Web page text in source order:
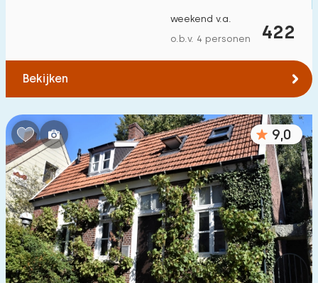
422
weekend v.a.
o.b.v. 4 personen
Bekijken
9,0